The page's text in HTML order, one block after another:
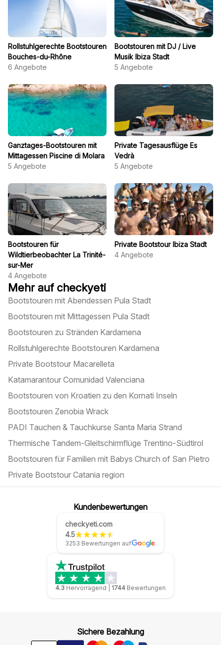
Rollstuhlgerechte Bootstouren
Bouches-du-Rhône
6 Angebote
Bootstouren mit DJ / Live
Musik Ibiza Stadt
5 Angebote
Ganztages-Bootstouren mit
Mittagessen Piscine di Molara
5 Angebote
Private Tagesausflüge Es
Vedrà
5 Angebote
Bootstouren für
Wildtierbeobachter La Trinité-
sur-Mer
4 Angebote
Private Bootstour Ibiza Stadt
4 Angebote
Mehr auf checkyeti
Bootstouren mit Abendessen Pula Stadt
Bootstouren mit Mittagessen Pula Stadt
Bootstouren zu Stränden Kardamena
Rollstuhlgerechte Bootstouren Kardamena
Private Bootstour Macarelleta
Katamarantour Comunidad Valenciana
Bootstouren von Kroatien zu den Kornati Inseln
Bootstouren Zenobia Wrack
PADI Tauchen & Tauchkurse Santa Maria Strand
Thermische Tandem-Gleitschirmflüge Trentino-Südtirol
Bootstouren für Familien mit Babys Church of San Pietro
Private Bootstour Catania region
Kundenbewertungen
checkyeti.com
4.5
3253 Bewertungen auf
4.3 Hervorragend 1744 Bewertungen
Sichere Bezahlung